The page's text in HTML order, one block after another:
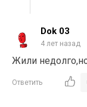
Dok 03
4 лет назад
Жили
Ответить